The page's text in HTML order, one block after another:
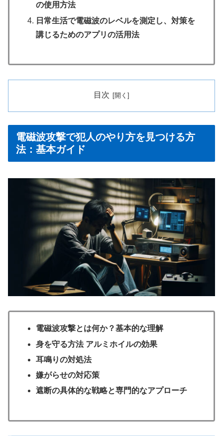
の使用方法
日常生活で電磁波のレベルを測定し、対策を
講じるためのアプリの活用法
目次
電磁波攻撃で犯人のやり方を見つける方
法：基本ガイド
電磁波攻撃とは何か？基本的な理解
身を守る方法 アルミホイルの効果
耳鳴りの対処法
嫌がらせの対応策
遮断の具体的な戦略と専門的なアプローチ